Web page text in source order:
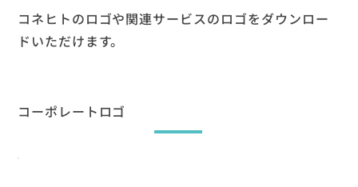
​コネヒトのロゴや関連サービスのロゴをダウンロー
ドいただけます。
コーポレートロゴ